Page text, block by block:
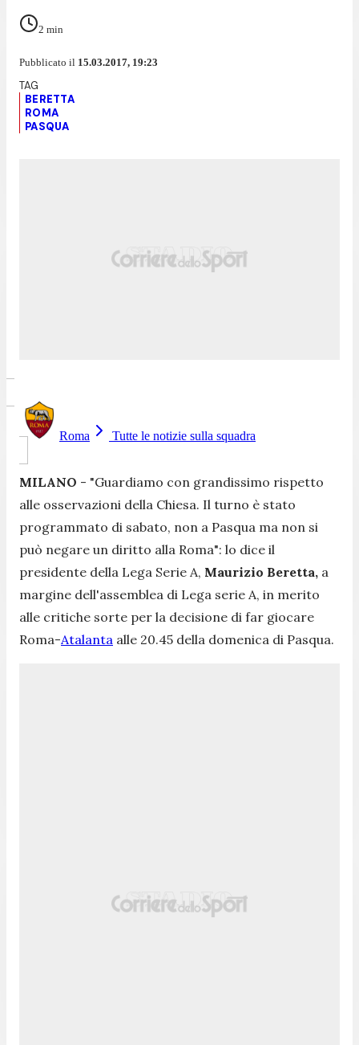
2 min
Pubblicato il 15.03.2017, 19:23
BERETTA
ROMA
PASQUA
Roma Tutte le notizie sulla squadra
MILANO - "Guardiamo con grandissimo rispetto
alle osservazioni della Chiesa. Il turno è stato
programmato di sabato, non a Pasqua ma non si
può negare un diritto alla Roma": lo dice il
presidente della Lega Serie A, Maurizio Beretta, a
margine dell'assemblea di Lega serie A, in merito
alle critiche sorte per la decisione di far giocare
Roma-Atalanta alle 20.45 della domenica di Pasqua.